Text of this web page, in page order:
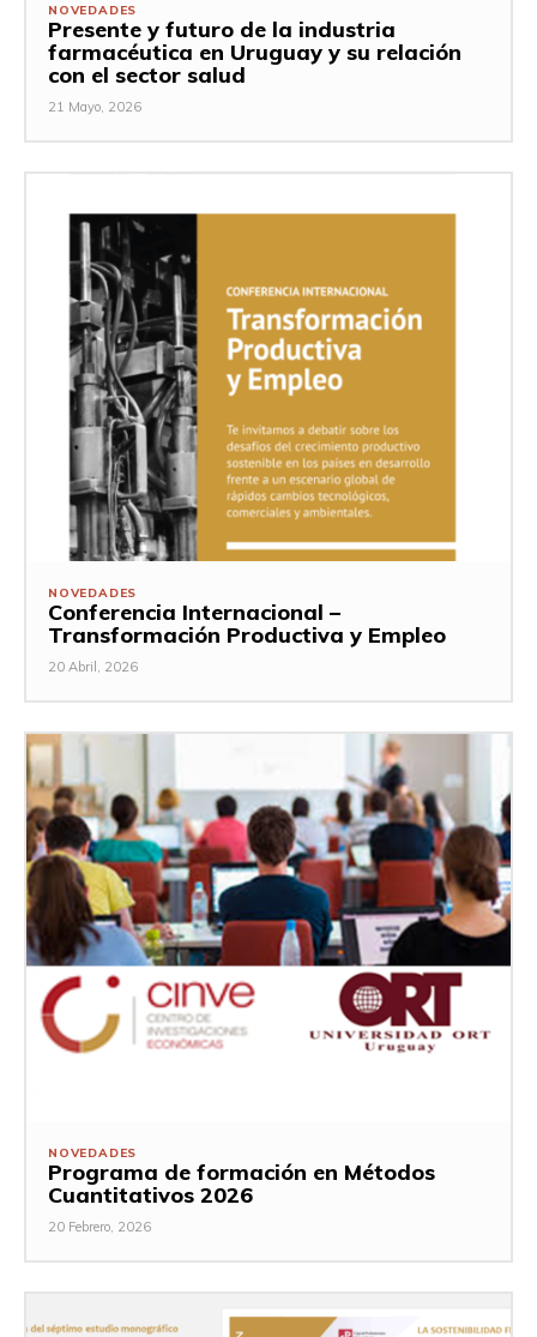
NOVEDADES
Presente y futuro de la industria
farmacéutica en Uruguay y su relación
con el sector salud
21 Mayo, 2026
NOVEDADES
Conferencia Internacional –
Transformación Productiva y Empleo
20 Abril, 2026
NOVEDADES
Programa de formación en Métodos
Cuantitativos 2026
20 Febrero, 2026